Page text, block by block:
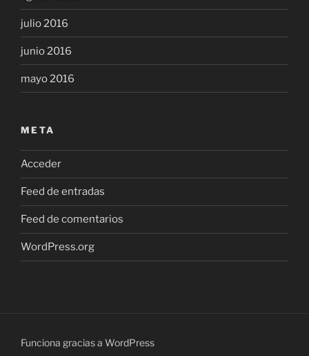
julio 2016
junio 2016
mayo 2016
META
Acceder
Feed de entradas
Feed de comentarios
WordPress.org
Funciona gracias a WordPress